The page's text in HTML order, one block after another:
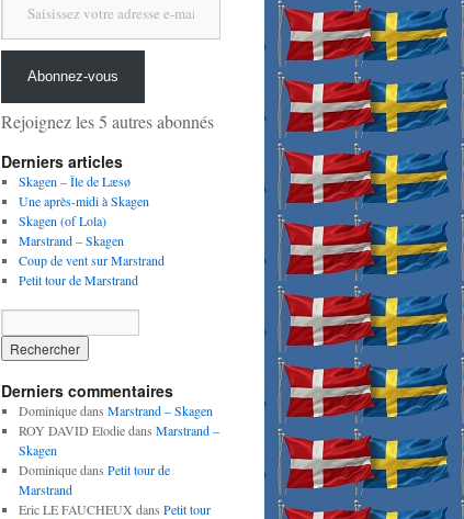
Abonnez-vous
Rejoignez les 5 autres abonnés
Derniers articles
Skagen – Île de Læsø
Une après-midi à Skagen
Skagen (of Lola)
Marstrand – Skagen
Coup de vent sur Marstrand
Petit tour de Marstrand
Derniers commentaires
Dominiquedans Marstrand – Skagen
ROY DAVID Elodiedans Marstrand –
Skagen
Dominiquedans Petit tour de
Marstrand
Eric LE FAUCHEUX dans Petit tour